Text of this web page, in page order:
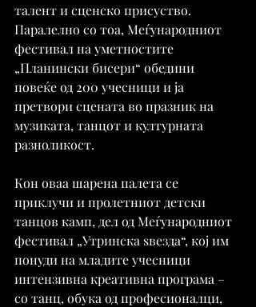
талент и сценско присуство.
Паралелно со тоа, Меѓународниот
фестивал на уметностите
„Планински бисери“ обедини
повеќе од 200 учесници и ја
претвори сцената во празник на
музиката, танцот и културната
разноликост.
Кон оваа шарена палета се
приклучи и пролетниот детски
танцов камп, дел од Меѓународниот
фестивал „Утринска ѕвезда“, кој им
понуди на младите учесници
интензивна креативна програма –
со танц, обука од професионалци,